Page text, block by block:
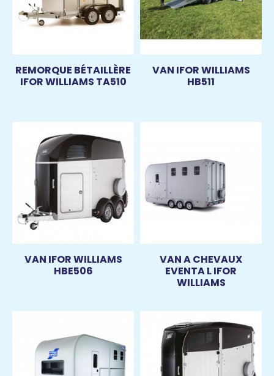
REMORQUE BÉTAILLÈRE
IFOR WILLIAMS TA510
VAN IFOR WILLIAMS
HB511
VAN IFOR WILLIAMS
HBE506
VAN A CHEVAUX
EVENTA L IFOR
WILLIAMS